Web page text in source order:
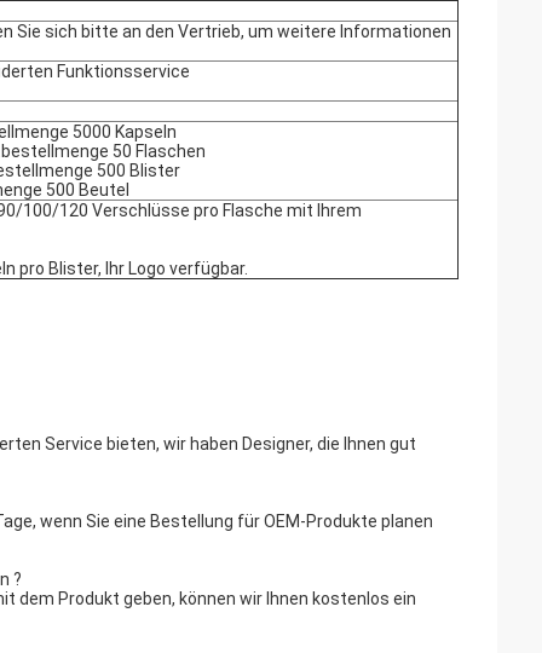
Sie sich bitte an den Vertrieb, um weitere Informationen
Funktionsservice
5000 Kapseln
50 Flaschen
500 Blister
500 Beutel
100/120 Verschlüsse pro Flasche mit Ihrem
pro Blister, Ihr Logo verfügbar.
Service bieten, wir haben Designer, die Ihnen gut
wenn Sie eine Bestellung für OEM-Produkte planen
?
dem Produkt geben, können wir Ihnen kostenlos ein